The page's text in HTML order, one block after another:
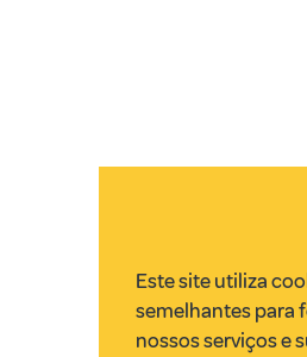
Este site utiliza
semelhantes para
nossos serviços e